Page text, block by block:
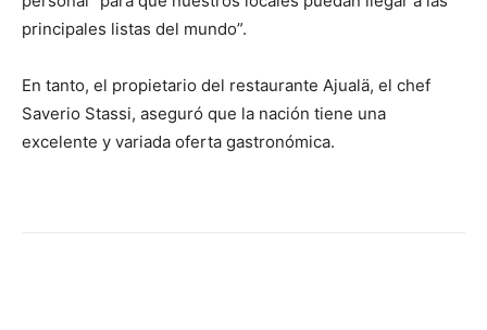
principales listas del mundo”.
En tanto, el propietario del restaurante Ajualä, el chef
Saverio Stassi, aseguró que la nación tiene una
excelente y variada oferta gastronómica.